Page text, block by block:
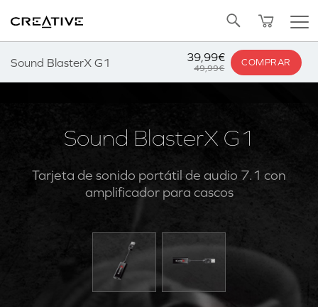
Sound BlasterX G1 49,99€
39,99€ COMPRAR
Volver arriba
Sound BlasterX G1
Tarjeta de sonido portátil de audio 7.1 con
amplificador para cascos